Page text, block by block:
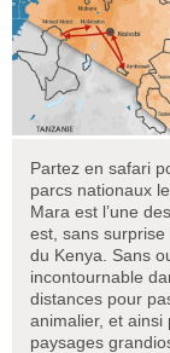
Partez en safari
parcs nationaux
Mara est l’une
est, sans
du Kenya. Sans
incontournable
distances pour
animalier, et
paysages